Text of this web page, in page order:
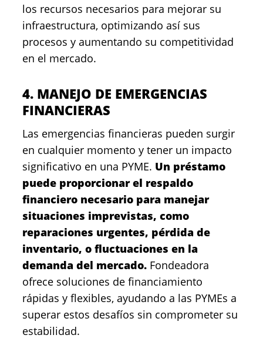
los recursos necesarios para mejorar su
infraestructura, optimizando así sus
procesos y aumentando su competitividad
en el mercado.
4. MANEJO DE EMERGENCIAS
FINANCIERAS
Las emergencias financieras pueden surgir
en cualquier momento y tener un impacto
significativo en una PYME. Un préstamo
puede proporcionar el respaldo
financiero necesario para manejar
situaciones imprevistas, como
reparaciones urgentes, pérdida de
inventario, o fluctuaciones en la
demanda del mercado. Fondeadora
ofrece soluciones de financiamiento
rápidas y flexibles, ayudando a las PYMEs a
superar estos desafíos sin comprometer su
estabilidad.